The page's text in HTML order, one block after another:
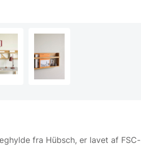
fra Hübsch, er lavet af FSC-